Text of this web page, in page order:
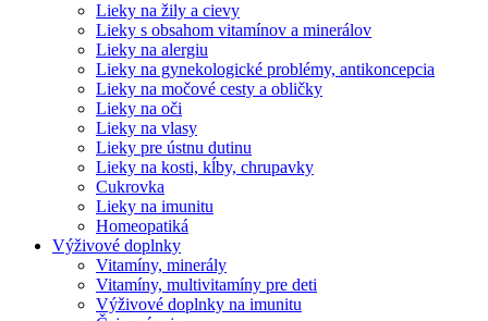
Lieky na žily a cievy
Lieky s obsahom vitamínov a minerálov
Lieky na alergiu
Lieky na gynekologické problémy, antikoncepcia
Lieky na močové cesty a obličky
Lieky na oči
Lieky na vlasy
Lieky pre ústnu dutinu
Lieky na kosti, kĺby, chrupavky
Cukrovka
Lieky na imunitu
Homeopatiká
Výživové doplnky
Vitamíny, minerály
Vitamíny, multivitamíny pre deti
Výživové doplnky na imunitu